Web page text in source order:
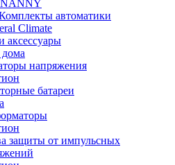
автоматики
Climate
аксессуары
дома
напряжения
батареи
защиты от импульсных